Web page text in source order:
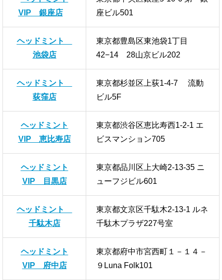
VIP 銀座店
座ビル501
ヘッドミント
池袋店
東京都豊島区東池袋1丁目
42−14 28山京ビル202
ヘッドミント
荻窪店
東京都杉並区上荻1-4-7 流動
ビル5F
ヘッドミント
VIP 恵比寿店
東京都渋谷区恵比寿西1-2-1 エ
ビスマンション705
ヘッドミント
VIP 目黒店
東京都品川区上大崎2-13-35 ニ
ューフジビル601
ヘッドミント
千駄木店
東京都文京区千駄木2-13-1 ルネ
千駄木プラザ227号室
ヘッドミント
VIP 府中店
東京都府中市宮西町１－１４－
９Luna Folk101